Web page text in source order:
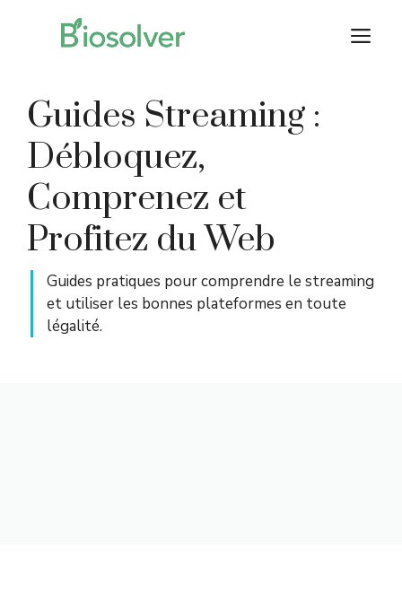
Guides Streaming :
Débloquez,
Comprenez et
Profitez du Web
Guides pratiques pour comprendre le streaming
et utiliser les bonnes plateformes en toute
légalité.